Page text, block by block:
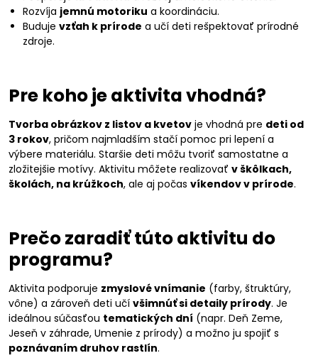
Rozvíja jemnú motoriku a koordináciu.
Buduje vzťah k prírode a učí deti rešpektovať prírodné
zdroje.
Pre koho je aktivita vhodná?
Tvorba obrázkov z listov a kvetov je vhodná pre deti od
3 rokov, pričom najmladším stačí pomoc pri lepení a
výbere materiálu. Staršie deti môžu tvoriť samostatne a
zložitejšie motívy. Aktivitu môžete realizovať v škôlkach,
školách, na krúžkoch, ale aj počas víkendov v prírode.
Prečo zaradiť túto aktivitu do
programu?
Aktivita podporuje zmyslové vnímanie (farby, štruktúry,
vône) a zároveň deti učí všimnúť si detaily prírody. Je
ideálnou súčasťou tematických dní (napr. Deň Zeme,
Jeseň v záhrade, Umenie z prírody) a možno ju spojiť s
poznávaním druhov rastlín.